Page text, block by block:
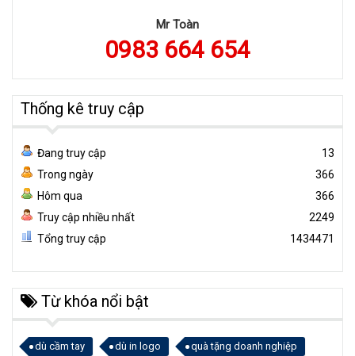
Mr Toàn
0983 664 654
Thống kê truy cập
Đang truy cập
13
Trong ngày
366
Hôm qua
366
Truy cập nhiều nhất
2249
Tổng truy cập
1434471
Từ khóa nổi bật
dù cầm tay dù in logo quà tặng doanh nghiệp